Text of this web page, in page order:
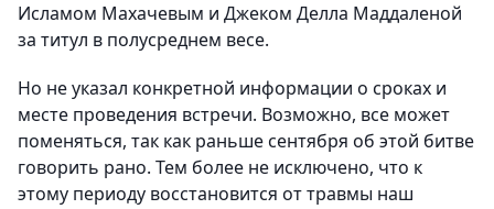
Исламом Махачевым и Джеком Делла Маддаленой
за титул в полусреднем весе.
Но не указал конкретной информации о сроках и
месте проведения встречи. Возможно, все может
поменяться, так как раньше сентября об этой битве
говорить рано. Тем более не исключено, что к
этому периоду восстановится от травмы наш